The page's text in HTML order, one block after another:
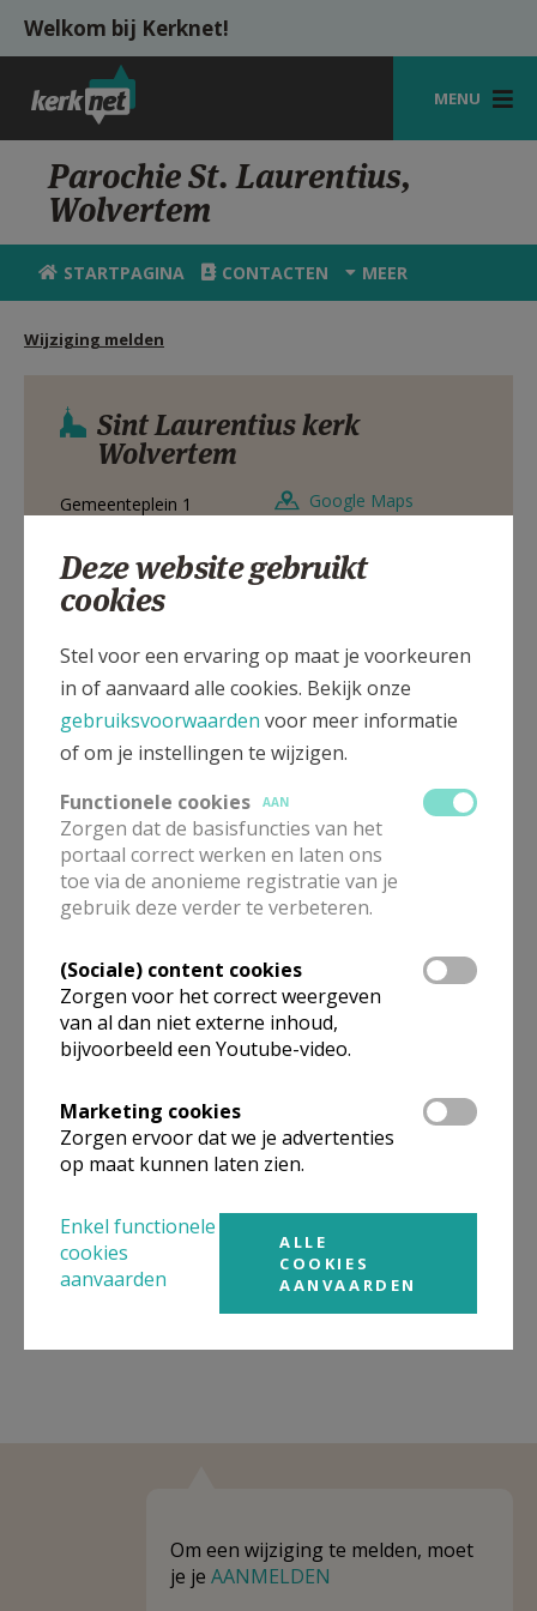
Overslaan en naar de inhoud gaan
Welkom bij Kerknet!
MENU
STARTPAGINA
KERK
VIERINGEN
HULP
MIJN PAROCHIE
AANMELDEN OF REGISTREREN
Parochie St. Laurentius,
Wolvertem
STARTPAGINA CONTACTEN MEER
Wijziging melden
Sint Laurentius kerk
Wolvertem
Gemeenteplein 1
Google Maps
Gemeenteplein 1, 1861 Meise - Wolvertem
In deze kerk vinden geen weekendvieringen plaats. Via de
onderstaande lijst kan je het aanbod van kerken in de buurt
raadplegen.
Niet gevonden wat je zocht? Hier vind je
links naar kerken, eventueel van andere
organisaties, in de buurt.
Kerken in of nabij
Meise - Wolvertem
Om een wijziging te melden, moet
je je AANMELDEN
Deze website gebruikt
cookies
Stel voor een ervaring op maat je voorkeuren
in of aanvaard alle cookies. Bekijk onze
gebruiksvoorwaarden voor meer informatie
of om je instellingen te wijzigen.
Functionele cookies
AAN
Zorgen dat de basisfuncties van het
portaal correct werken en laten ons
toe via de anonieme registratie van je
gebruik deze verder te verbeteren.
(Sociale) content cookies
Zorgen voor het correct weergeven
van al dan niet externe inhoud,
bijvoorbeeld een Youtube-video.
Marketing cookies
Zorgen ervoor dat we je advertenties
op maat kunnen laten zien.
Enkel functionele
cookies
aanvaarden
ALLE
COOKIES
AANVAARDEN